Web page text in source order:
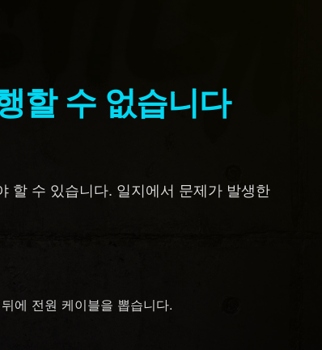
할 수 없습니다
할 수 있습니다. 일지에서 문제가 발생한
에 전원 케이블을 뽑습니다.